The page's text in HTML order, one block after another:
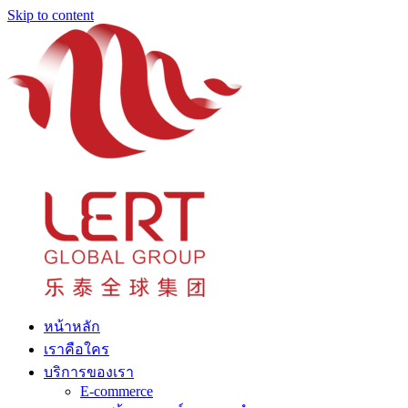
Skip to content
หน้าหลัก
เราคือใคร
บริการของเรา
E-commerce